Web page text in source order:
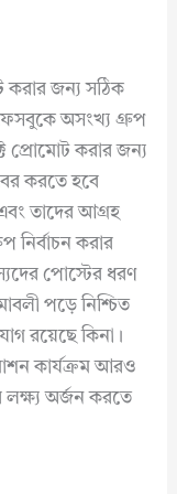
করার জন্য সঠিক
অসংখ্য গ্রুপ
প্রোমোট করার জন্য
করতে হবে
তাদের আগ্রহ
নির্বাচন করার
পোস্টের ধরণ
পড়ে নিশ্চিত
রয়েছে কিনা।
কার্যক্রম আরও
অর্জন করতে